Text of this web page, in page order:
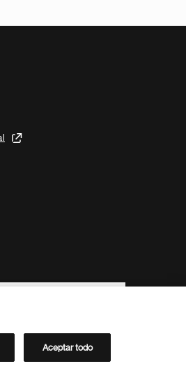
Directorio de Novartis
Aceptar todo